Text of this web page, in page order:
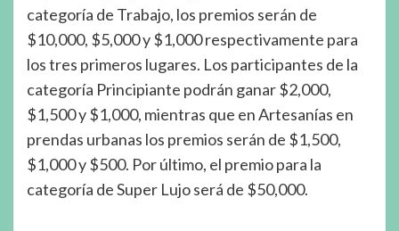
categoría de Trabajo, los premios serán de
$10,000, $5,000 y $1,000 respectivamente para
los tres primeros lugares. Los participantes de la
categoría Principiante podrán ganar $2,000,
$1,500 y $1,000, mientras que en Artesanías en
prendas urbanas los premios serán de $1,500,
$1,000 y $500. Por último, el premio para la
categoría de Super Lujo será de $50,000.